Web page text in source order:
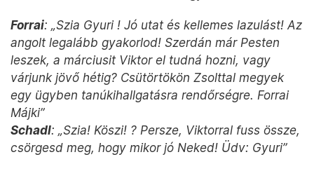
Forrai: „Szia Gyuri ! Jó utat és kellemes lazulást! Az
angolt legalább gyakorlod! Szerdán már Pesten
leszek, a márciusit Viktor el tudná hozni, vagy
várjunk jövő hétig? Csütörtökön Zsolttal megyek
egy ügyben tanúkihallgatásra rendőrségre. Forrai
Májki”
Schadl: „Szia! Köszi! ? Persze, Viktorral fuss össze,
csörgesd meg, hogy mikor jó Neked! Üdv: Gyuri”